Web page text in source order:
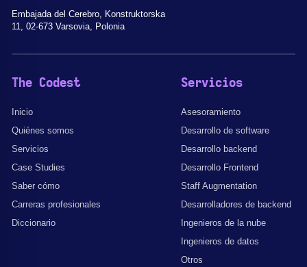
Embajada del Cerebro, Konstruktorska
11, 02-673 Varsovia, Polonia
The Codest
Inicio
Quiénes somos
Servicios
Case Studies
Saber cómo
Carreras profesionales
Diccionario
Servicios
Asesoramiento
Desarrollo de software
Desarrollo backend
Desarrollo Frontend
Staff Augmentation
Desarrolladores de backend
Ingenieros de la nube
Ingenieros de datos
Otros